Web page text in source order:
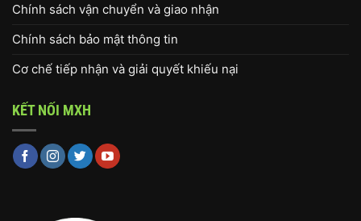
Chính sách vận chuyển và giao nhận
Chính sách bảo mật thông tin
Cơ chế tiếp nhận và giải quyết khiếu nại
KẾT NỐI MXH